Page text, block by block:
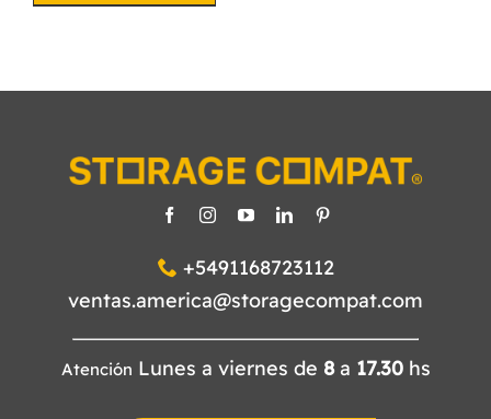
+5491168723112
ventas.america@storagecompat.com
Atención Lunes a viernes de 8a 17.30hs